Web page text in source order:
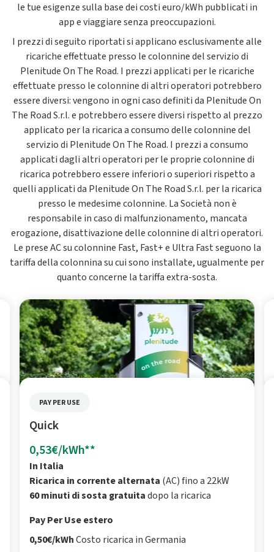
le tue esigenze sulla base dei costi euro/kWh pubblicati in
app e viaggiare senza preoccupazioni.
I prezzi di seguito riportati si applicano esclusivamente alle
ricariche effettuate presso le colonnine del servizio di
Plenitude On The Road. I prezzi applicati per le ricariche
effettuate presso le colonnine di altri operatori potrebbero
essere diversi: vengono in ogni caso definiti da Plenitude On
The Road S.r.l. e potrebbero essere diversi rispetto al prezzo
applicato per la ricarica a consumo delle colonnine del
servizio di Plenitude On The Road. I prezzi a consumo
applicati dagli altri operatori per le proprie colonnine di
ricarica potrebbero essere inferiori o superiori rispetto a
quelli applicati da Plenitude On The Road S.r.l. per la ricarica
presso le medesime colonnine. La Società non è
responsabile in caso di malfunzionamento, mancata
erogazione, disattivazione delle colonnine di altri operatori.
Le prese AC su colonnine Fast, Fast+ e Ultra Fast seguono la
tariffa della colonnina su cui sono installate, ugualmente per
quanto concerne la tariffa extra-sosta.
PAY PER USE
Quick
0,53€/kWh**
In Italia
Ricarica in corrente alternata (AC) fino a 22kW
60 minuti di sosta gratuitadopo la ricarica
Pay Per Use estero
0,50€/kWhCosto ricarica in Germania